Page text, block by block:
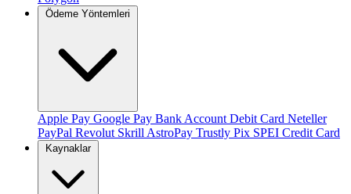
Ödeme Yöntemleri
Apple Pay Google Pay Bank Account Debit Card Neteller
PayPal Revolut Skrill AstroPay Trustly Pix SPEI Credit Card
Kaynaklar